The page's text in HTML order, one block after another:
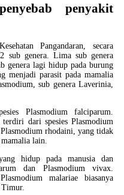
penyakit
Pangandaran, secara
sub genera. Lima sub genera
genera lagi hidup pada burung
menjadi parasit pada mamalia
sub genera Laverinia,
Plasmodium falciparum.
dari spesies Plasmodium
rhodaini, yang tidak
lain.
hidup pada manusia dan
dan Plasmodium vivax.
malariae biasanya